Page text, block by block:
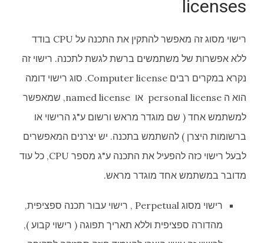
licenses
רישוי מסוג זה מאפשר להתקין את התכנה על CPU בודד
ללא אפשרות של משתמשים ברשת לגשת לתכנה. רישוי זה
נקרא במקרים רבים Computer license. סוג רישוי דומה
הוא ה personal license או named license, שמאפשר
למשתמש אחד ( שם מוגדר מראש ורשום ע"ג הרישוי או
ברשומות היצרן ) להשתמש בתכנה. יש יצרנים המאפשרים
לבעל רישוי כזה להפעיל את התכנה ע"ג מספר CPU, כל עוד
מדובר במשתמש אחד מוגדר מראש.
רישוי מסוג Perpetual , רישוי עבור תכנה ספציפית,
מהדורה ספציפית וללא תאריך תפוגה ( רישוי קבוע ),